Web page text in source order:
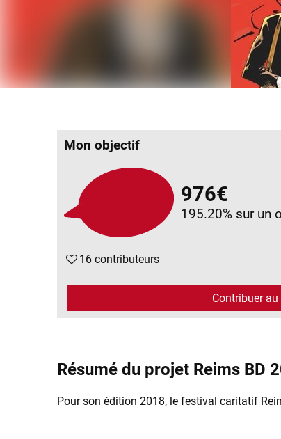
Mon objectif
976€
195.20% sur un
16 contributeurs
Contribuer
Résumé du projet Reims BD
Pour son édition 2018, le festival caritatif